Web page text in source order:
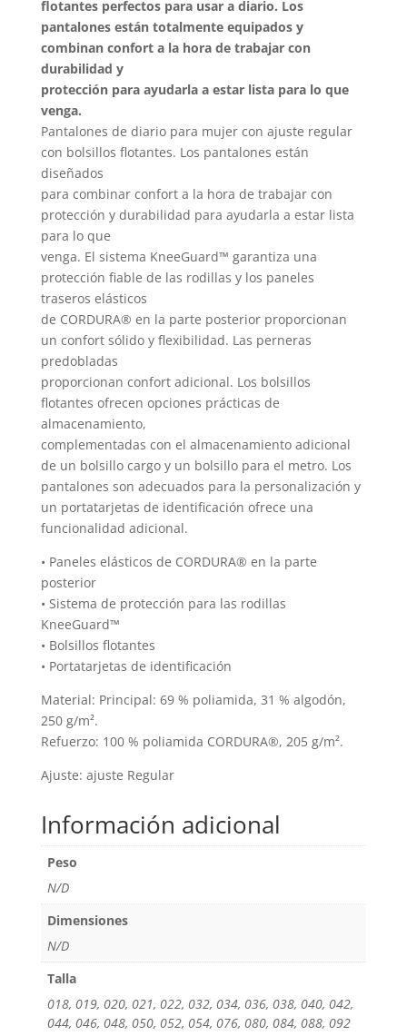
pueden
elegir
en
de
producto
flotantes perfectos para usar a diario. Los
pantalones están totalmente equipados y
combinan confort a la hora de trabajar con
durabilidad y
protección para ayudarla a estar lista para lo que
venga.
Pantalones de diario para mujer con ajuste regular
con bolsillos flotantes. Los pantalones están
diseñados
para combinar confort a la hora de trabajar con
protección y durabilidad para ayudarla a estar lista
para lo que
venga. El sistema KneeGuard™ garantiza una
protección fiable de las rodillas y los paneles
traseros elásticos
de CORDURA® en la parte posterior proporcionan
un confort sólido y flexibilidad. Las perneras
predobladas
proporcionan confort adicional. Los bolsillos
flotantes ofrecen opciones prácticas de
almacenamiento,
complementadas con el almacenamiento adicional
de un bolsillo cargo y un bolsillo para el metro. Los
pantalones son adecuados para la personalización y
un portatarjetas de identificación ofrece una
funcionalidad adicional.
• Paneles elásticos de CORDURA® en la parte
posterior
• Sistema de protección para las rodillas
KneeGuard™
• Bolsillos flotantes
• Portatarjetas de identificación
Material: Principal: 69 % poliamida, 31 % algodón,
250 g/m².
Refuerzo: 100 % poliamida CORDURA®, 205 g/m².
Ajuste: ajuste Regular
Información adicional
Peso
N/D
Dimensiones
N/D
Talla
018, 019, 020, 021, 022, 032, 034, 036, 038, 040, 042,
044, 046, 048, 050, 052, 054, 076, 080, 084, 088, 092